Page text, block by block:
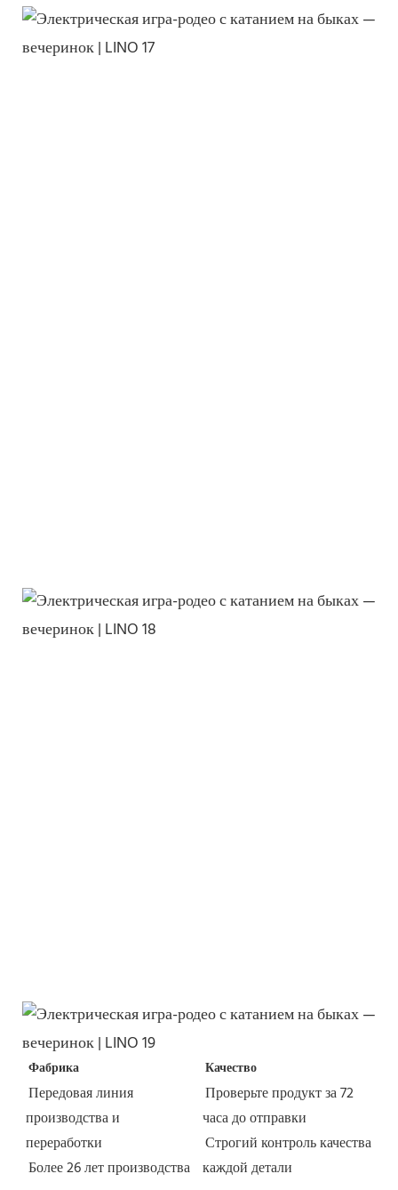
Фабрика
Передовая линия
производства и
переработки
Более 26 лет производства
Качество
Проверьте продукт за 72
часа до отправки
Строгий контроль качества
каждой детали